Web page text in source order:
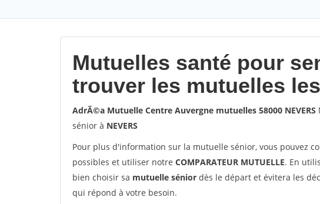
Mutuelles santé pour
trouver les mutuelles
AdrÃ©a Mutuelle Centre Auvergne mutuelles 58000 NEVERS
sénior à NEVERS
Pour plus d'information sur la mutuelle sénior, vous pouvez
possibles et utiliser notre COMPARATEUR MUTUELLE. En
bien choisir sa mutuelle sénior dès le départ et évitera les
qui répond à votre besoin.